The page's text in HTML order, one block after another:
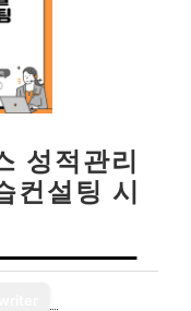
성적관리
컨설팅 시